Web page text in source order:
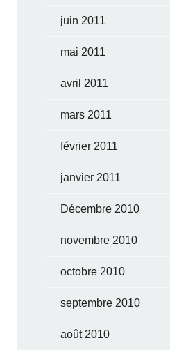
juin 2011
mai 2011
avril 2011
mars 2011
février 2011
janvier 2011
Décembre 2010
novembre 2010
octobre 2010
septembre 2010
août 2010